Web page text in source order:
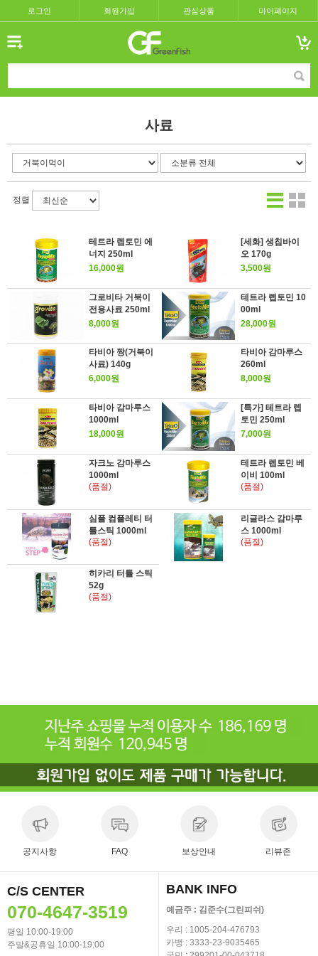
로그인 회원가입 관심상품 마이페이지
사료
정렬
테트라 렙토민 에
너지 250ml
16,000원
[세화] 생칩바이
오 170g
3,500원
그로비타 거북이
전용사료 250ml
8,000원
테트라 렙토민 10
00ml
28,000원
타비아 짱(거북이
사료) 140g
6,000원
타비아 감마루스
260ml
8,000원
타비아 감마루스
1000ml
18,000원
[특가] 테트라 렙
토민 250ml
7,000원
자크노 감마루스
1000ml
(품절)
테트라 렙토민 베
이비 100ml
(품절)
심플 컴플레티 터
틀스틱 1000ml
(품절)
리글라스 감마루
스 1000ml
(품절)
히카리 터틀 스틱
52g
(품절)
공지사항 FAQ 보상안내 리뷰존
C/S CENTER
070-4647-3519
평일 10:00-19:00
주말&공휴일 10:00-19:00
BANK INFO
예금주 : 김준수(그린피쉬)
우리 : 1005-204-476793
카뱅 : 3333-23-9035465